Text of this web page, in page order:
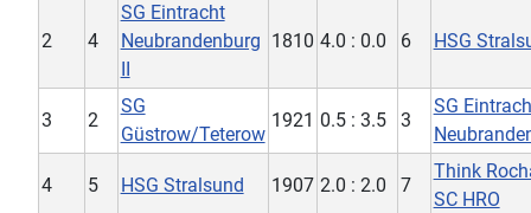
2 4
SG Eintracht
Neubrandenburg 1810 4.0 : 0.0 6 HSG
3 2
SG
Güstrow/Teterow
1921 0.5 : 3.5 3
SG
4 5 HSG Stralsund 1907 2.0 : 2.0 7
Think
SC HRO